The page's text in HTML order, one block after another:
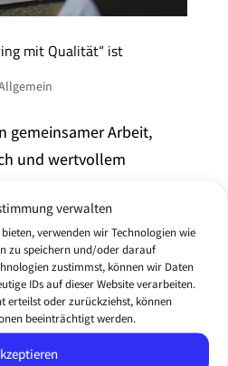
verwalten
verwenden wir Technologien wie
zu speichern und/oder darauf
zustimmst, können wir Daten
IDs auf dieser Website verarbeiten.
erteilst oder zurückziehst, können
beeinträchtigt werden.
mit Qualität“ ist
gemeinsamer Arbeit,
und wertvollem
Werkzeug, das
bundesweit stärkt und
Qualität ist kein Bonus